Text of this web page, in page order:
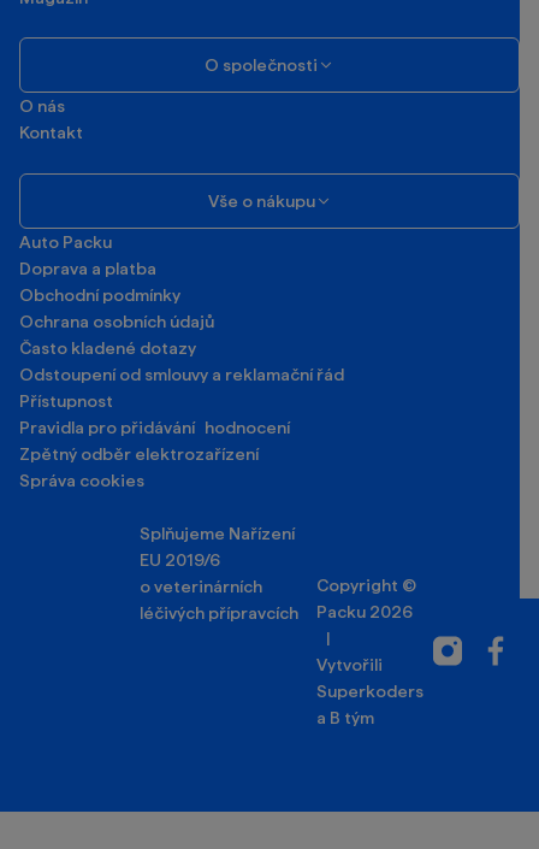
O společnosti
O nás
Kontakt
Vše o nákupu
Auto Packu
Doprava a platba
Obchodní podmínky
Ochrana osobních údajů
Často kladené dotazy
Odstoupení od smlouvy a reklamační řád
Přístupnost
Pravidla pro přidávání hodnocení
Zpětný odběr elektrozařízení
Správa cookies
Splňujeme Nařízení
EU 2019/6
o veterinárních
léčivých přípravcích
Copyright ©
Packu 2026
|
Vytvořili
Superkoders
a B tým
Instagram